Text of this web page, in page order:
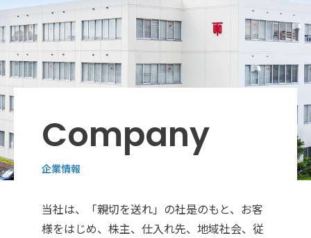
Company
企業情報
当社は、「親切を送れ」の社是のもと、お客
様をはじめ、株主、仕入れ先、地域社会、従